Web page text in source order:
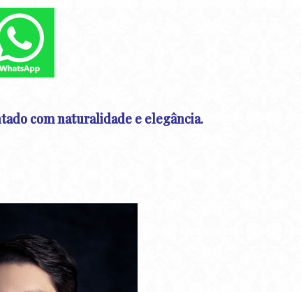
com naturalidade e elegância.